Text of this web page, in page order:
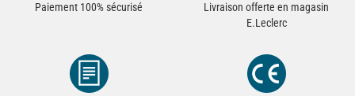
Paiement 100% sécurisé
Livraison offerte en magasin
E.Leclerc